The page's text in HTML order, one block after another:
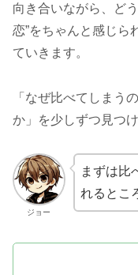
向き合いながら、ど
恋”をちゃんと感じら
ていきます。
「なぜ比べてしまう
か」を少しずつ見つ
ジョー
まずは比
れるとこ